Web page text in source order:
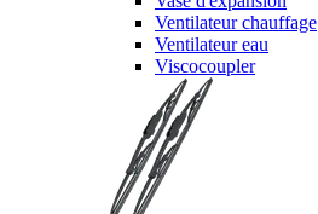
Ventilateur chauffage
Ventilateur eau
Viscocoupler